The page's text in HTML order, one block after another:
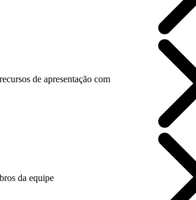
de apresentação com
da equipe